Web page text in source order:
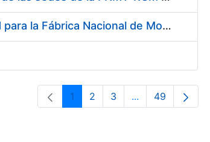
Contratación de acuerdo marco para el Suministro de Material de Electricidad para la Fábrica Nacional de Moneda y Timbre-Real Casa de la Moneda en su centro de trabajo de Burgos
Página
1 Página
2 Página
3 ...PáginasPágina
49